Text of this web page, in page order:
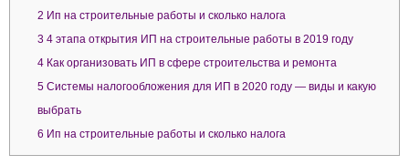
2 Ип на строительные работы и сколько налога
3 4 этапа открытия ИП на строительные работы в 2019 году
4 Как организовать ИП в сфере строительства и ремонта
5 Системы налогообложения для ИП в 2020 году — виды и какую
выбрать
6 Ип на строительные работы и сколько налога